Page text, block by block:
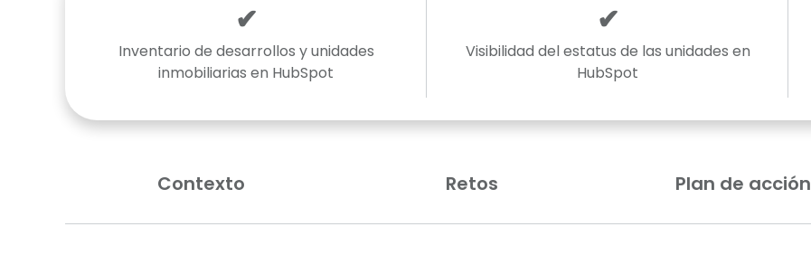
✔
Inventario de desarrollos y unidades
inmobiliarias en HubSpot
✔
Visibilidad del estatus de las unidades en
HubSpot
Contexto Retos Plan de acción